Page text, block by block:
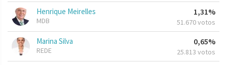
Henrique Meirelles
MDB
1,31%
51.670 votos
Marina Silva
REDE
0,65%
25.813 votos